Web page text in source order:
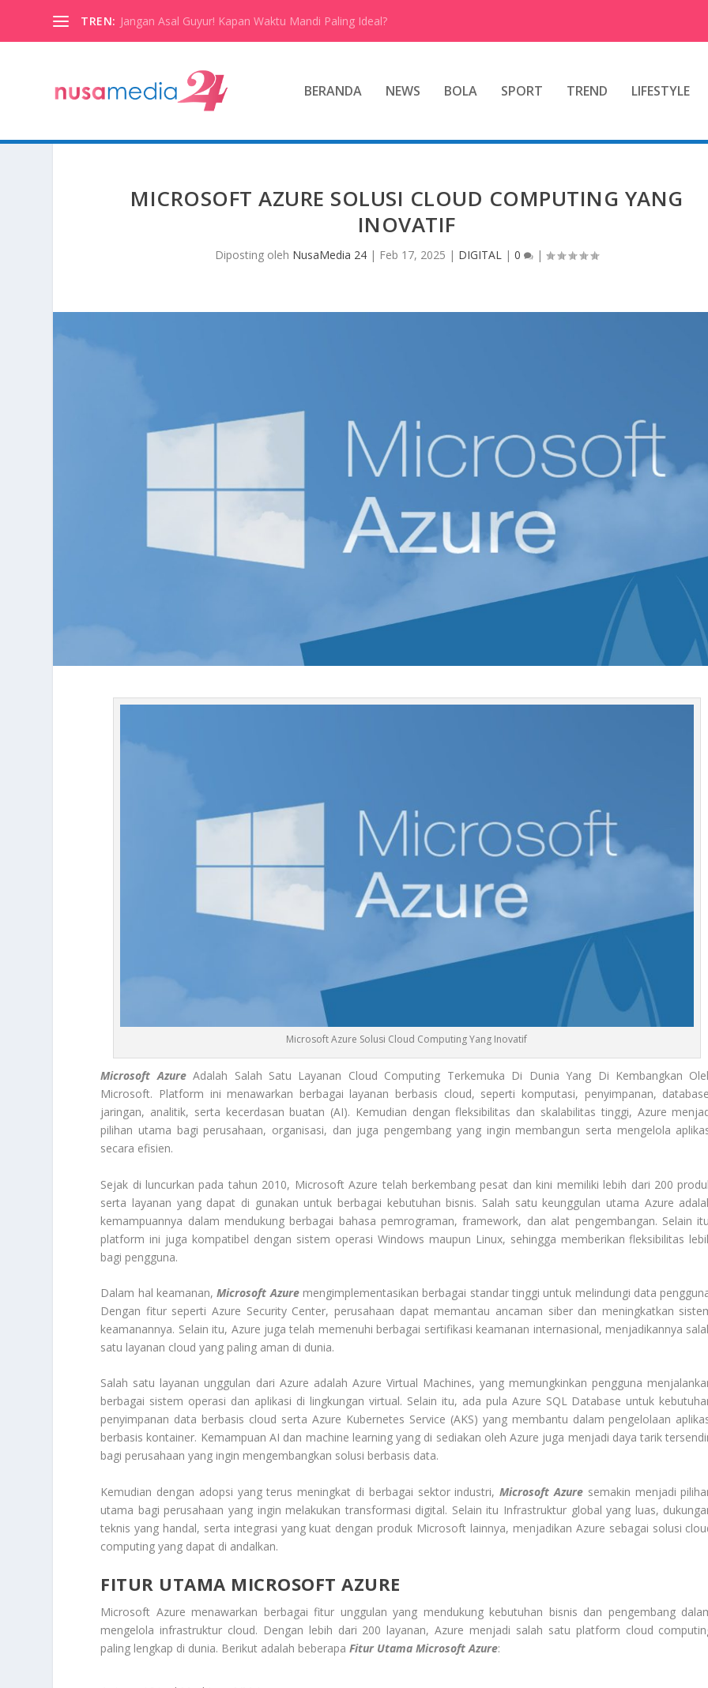
TREN: Jangan Asal Guyur! Kapan Waktu Mandi Paling Ideal?
BERANDA NEWS BOLA SPORT TREND LIFESTYLE
MICROSOFT AZURE SOLUSI CLOUD COMPUTING YANG
INOVATIF
Diposting oleh NusaMedia 24 | Feb 17, 2025 | DIGITAL |0 |
Microsoft Azure Solusi Cloud Computing Yang Inovatif
Microsoft AzureAdalah Salah Satu Layanan Cloud Computing Terkemuka Di Dunia Yang Di Kembangkan
Microsoft. Platform ini menawarkan berbagai layanan berbasis cloud, seperti komputasi, penyimpanan,
jaringan, analitik, serta kecerdasan buatan (AI). Kemudian dengan fleksibilitas dan skalabilitas tinggi, Azure
pilihan utama bagi perusahaan, organisasi, dan juga pengembang yang ingin membangun serta mengelola
secara efisien.
Sejak di luncurkan pada tahun 2010, Microsoft Azure telah berkembang pesat dan kini memiliki lebih dari 200
serta layanan yang dapat di gunakan untuk berbagai kebutuhan bisnis. Salah satu keunggulan utama Azure
kemampuannya dalam mendukung berbagai bahasa pemrograman, framework, dan alat pengembangan. Selain
platform ini juga kompatibel dengan sistem operasi Windows maupun Linux, sehingga memberikan fleksibilitas
bagi pengguna.
Dalam hal keamanan,Microsoft Azuremengimplementasikan berbagai standar tinggi untuk melindungi data
Dengan fitur seperti Azure Security Center, perusahaan dapat memantau ancaman siber dan meningkatkan
keamanannya. Selain itu, Azure juga telah memenuhi berbagai sertifikasi keamanan internasional, menjadikannya
satu layanan cloud yang paling aman di dunia.
Salah satu layanan unggulan dari Azure adalah Azure Virtual Machines, yang memungkinkan pengguna
berbagai sistem operasi dan aplikasi di lingkungan virtual. Selain itu, ada pula Azure SQL Database untuk
penyimpanan data berbasis cloud serta Azure Kubernetes Service (AKS) yang membantu dalam pengelolaan
berbasis kontainer. Kemampuan AI dan machine learning yang di sediakan oleh Azure juga menjadi daya tarik
bagi perusahaan yang ingin mengembangkan solusi berbasis data.
Kemudian dengan adopsi yang terus meningkat di berbagai sektor industri,Microsoft Azure semakin menjadi
utama bagi perusahaan yang ingin melakukan transformasi digital. Selain itu Infrastruktur global yang luas,
teknis yang handal, serta integrasi yang kuat dengan produk Microsoft lainnya, menjadikan Azure sebagai solusi
computing yang dapat di andalkan.
FITUR UTAMA MICROSOFT AZURE
Microsoft Azure menawarkan berbagai fitur unggulan yang mendukung kebutuhan bisnis dan pengembang
mengelola infrastruktur cloud. Dengan lebih dari 200 layanan, Azure menjadi salah satu platform cloud
paling lengkap di dunia. Berikut adalah beberapaFitur Utama Microsoft Azure: